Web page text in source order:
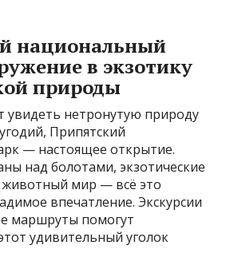
национальный
в экзотику
природы
увидеть нетронутую природу
Припятский
— настоящее открытие.
над болотами, экзотические
мир — всё это
впечатление. Экскурсии
маршруты помогут
удивительный уголок